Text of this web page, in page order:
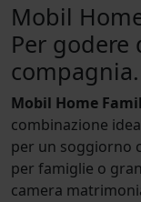
Mobil
Per
compagnia.
Mobil Home
combinazione
per un soggiorno
per famiglie o
camera